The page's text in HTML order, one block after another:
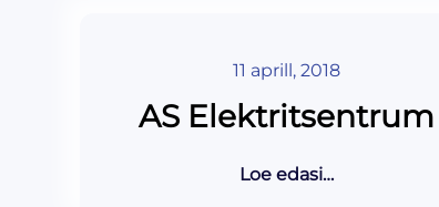
11 aprill, 2018
AS Elektritsentrum
Loe edasi…